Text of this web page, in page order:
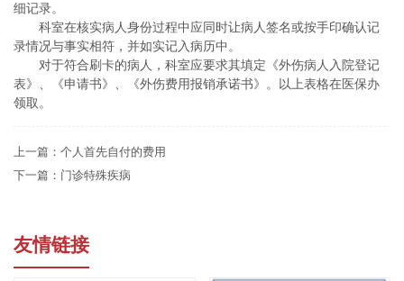
细记录。
科室在核实病人身份过程中应同时让病人签名或按手印确认记
录情况与事实相符，并如实记入病历中。
对于符合刷卡的病人，科室应要求其填定《外伤病人入院登记
表》、《申请书》、《外伤费用报销承诺书》。以上表格在医保办
领取。
上一篇： 个人首先自付的费用
下一篇： 门诊特殊疾病
友情链接